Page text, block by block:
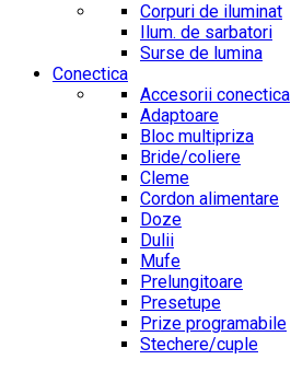
Corpuri de iluminat
Ilum. de sarbatori
Surse de lumina
Conectica
Accesorii conectica
Adaptoare
Bloc multipriza
Bride/coliere
Cleme
Cordon alimentare
Doze
Dulii
Mufe
Prelungitoare
Presetupe
Prize programabile
Stechere/cuple